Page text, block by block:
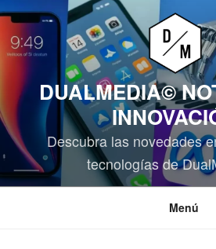
Saltar
contenido
DUALMEDIA©
Descubra las novedades
tecnologías de
Menú